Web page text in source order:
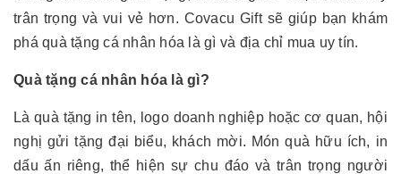
trân trọng và vui vẻ hơn. Covacu Gift sẽ giúp bạn khám
phá quà tặng cá nhân hóa là gì và địa chỉ mua uy tín.
Quà tặng cá nhân hóa là gì?
Là quà tặng in tên, logo doanh nghiệp hoặc cơ quan, hội
nghị gửi tặng đại biểu, khách mời. Món quà hữu ích, in
dấu ấn riêng, thể hiện sự chu đáo và trân trọng người